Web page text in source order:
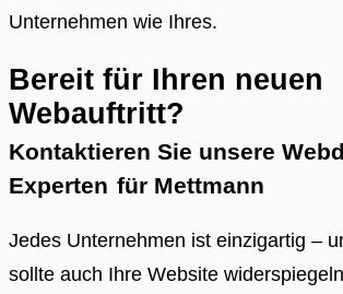
Unternehmen wie Ihres.
Bereit für Ihren neuen
Webauftritt?
Kontaktieren Sie unsere
Experten für Mettmann
Jedes Unternehmen ist einzigartig –
sollte auch Ihre Website